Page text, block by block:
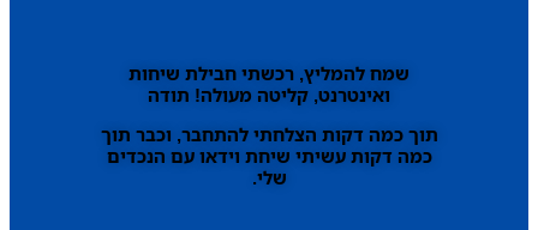
שמח להמליץ, רכשתי חבילת שיחות
ואינטרנט, קליטה מעולה! תודה
תוך כמה דקות הצלחתי להתחבר, וכבר תוך
כמה דקות עשיתי שיחת וידאו עם הנכדים
שלי.